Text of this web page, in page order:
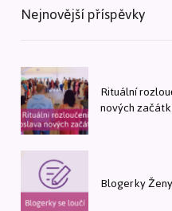
Nejnovější příspěvky
Rituální
nových
Blogerky